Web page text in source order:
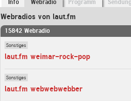
Info Webradio Programm
Webradios von laut.fm
15842 Webradio
Sonstiges
laut.fm weimar-rock-pop
Sonstiges
laut.fm webwebwebber